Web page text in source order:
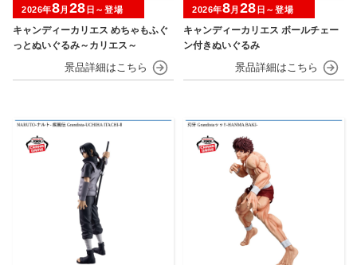
キャンディーカリエス めちゃもふぐ
っとぬいぐるみ～カリエス～
2026年8月 28 日～登場
キャンディーカリエス ボールチェー
ン付きぬいぐるみ
2026年8月 28 日～登場